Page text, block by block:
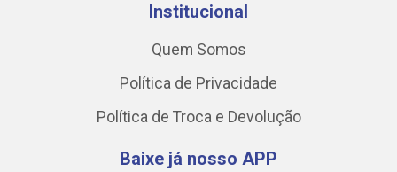
Institucional
Quem Somos
Política de Privacidade
Política de Troca e Devolução
Baixe já nosso APP